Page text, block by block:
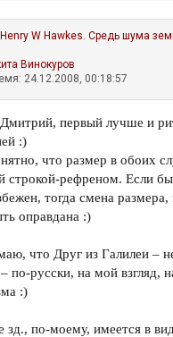
Henry W Hawkes. Средь шума
Винокуров
24.12.2008, 00:18:57
первый лучше и
:)
что размер в обоих
строкой-рефреном. Если
тогда смена
оправдана :)
что Друг из Галилеи –
по-русски, на мой взгляд,
:)
зд., по-моему, имеется в